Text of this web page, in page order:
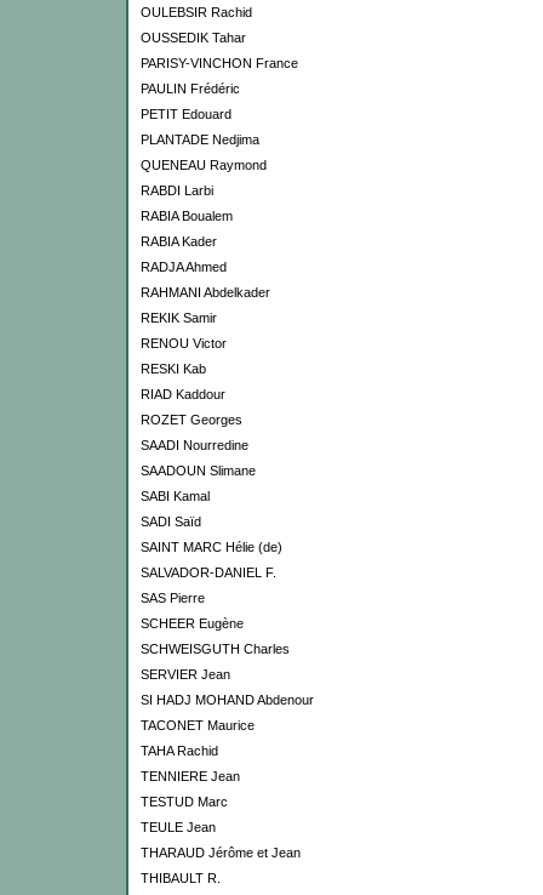
OULEBSIR Rachid
OUSSEDIK Tahar
PARISY-VINCHON France
PAULIN Frédéric
PETIT Edouard
PLANTADE Nedjima
QUENEAU Raymond
RABDI Larbi
RABIA Boualem
RABIA Kader
RADJA Ahmed
RAHMANI Abdelkader
REKIK Samir
RENOU Victor
RESKI Kab
RIAD Kaddour
ROZET Georges
SAADI Nourredine
SAADOUN Slimane
SABI Kamal
SADI Saïd
SAINT MARC Hélie (de)
SALVADOR-DANIEL F.
SAS Pierre
SCHEER Eugène
SCHWEISGUTH Charles
SERVIER Jean
SI HADJ MOHAND Abdenour
TACONET Maurice
TAHA Rachid
TENNIERE Jean
TESTUD Marc
TEULE Jean
THARAUD Jérôme et Jean
THIBAULT R.